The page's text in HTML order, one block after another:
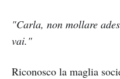
"Carla, non mollare
vai."
Riconosco la maglia